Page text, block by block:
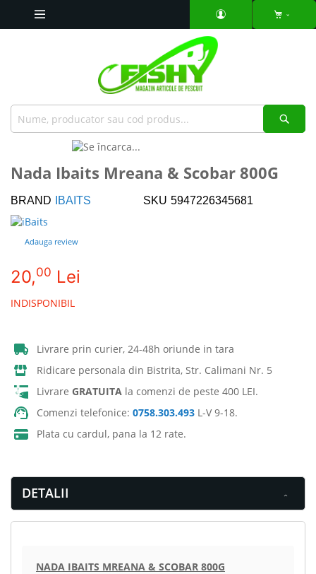
the
of
the
images
gallery
to
beginning
of
the
images
Nada Ibaits Mreana & Scobar 800G
BRAND IBAITS SKU 5947226345681
Adauga review
20,00 Lei
INDISPONIBIL
Livrare prin curier, 24-48h oriunde in tara
Ridicare personala din Bistrita, Str. Calimani Nr. 5
Livrare GRATUITA la comenzi de peste 400 LEI.
Comenzi telefonice: 0758.303.493 L-V 9-18.
Plata cu cardul, pana la 12 rate.
DETALII
NADA IBAITS MREANA & SCOBAR 800G